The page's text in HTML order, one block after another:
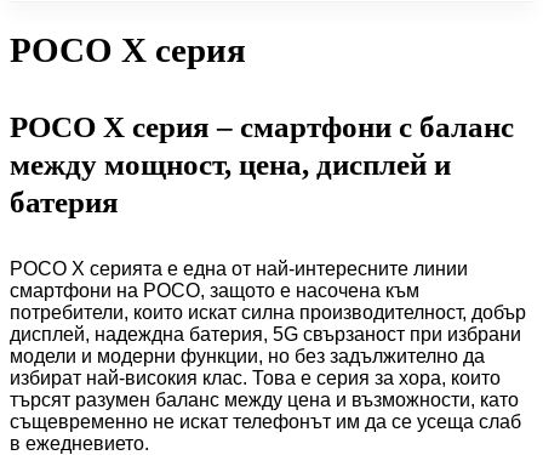
POCO X серия
POCO X серия – смартфони с баланс
между мощност, цена, дисплей и
батерия
POCO X серията е една от най-интересните линии
смартфони на POCO, защото е насочена към
потребители, които искат силна производителност, добър
дисплей, надеждна батерия, 5G свързаност при избрани
модели и модерни функции, но без задължително да
избират най-високия клас. Това е серия за хора, които
търсят разумен баланс между цена и възможности, като
същевременно не искат телефонът им да се усеща слаб
в ежедневието.